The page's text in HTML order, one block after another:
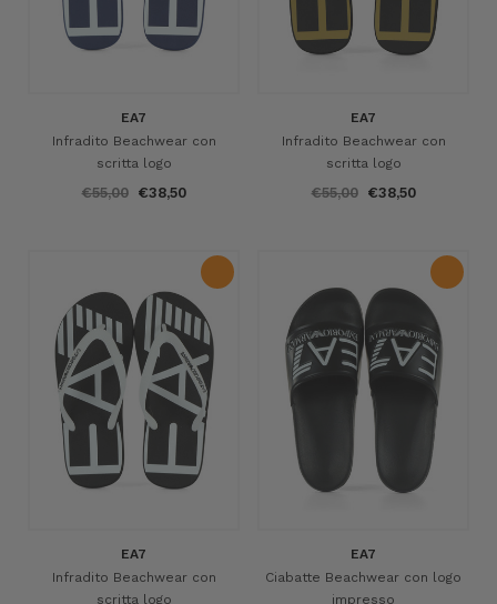
EA7
Infradito Beachwear con
scritta logo
€55,00 €38,50
EA7
Infradito Beachwear con
scritta logo
€55,00 €38,50
EA7
Infradito Beachwear con
scritta logo
EA7
Ciabatte Beachwear con logo
impresso